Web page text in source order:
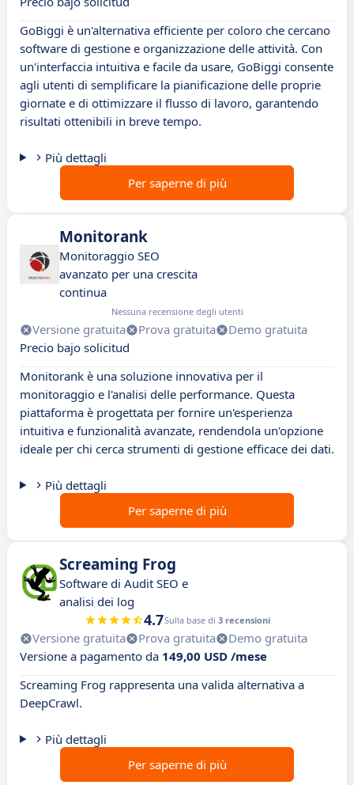
GoBiggi è un'alternativa efficiente per coloro che cercano
software di gestione e organizzazione delle attività. Con
un'interfaccia intuitiva e facile da usare, GoBiggi consente
agli utenti di semplificare la pianificazione delle proprie
giornate e di ottimizzare il flusso di lavoro, garantendo
risultati ottenibili in breve tempo.
Più dettagli
Per saperne di più
Monitorank
Monitoraggio SEO
avanzato per una crescita
continua
Nessuna recensione degli utenti
Versione gratuita Prova gratuita
Demo gratuita
Precio bajo solicitud
Monitorank è una soluzione innovativa per il
monitoraggio e l'analisi delle performance. Questa
piattaforma è progettata per fornire un'esperienza
intuitiva e funzionalità avanzate, rendendola un'opzione
ideale per chi cerca strumenti di gestione efficace dei dati.
Più dettagli
Per saperne di più
Screaming Frog
Software di Audit SEO e
analisi dei log
4.7Sulla base di 3 recensioni
Versione gratuita Prova gratuita
Demo gratuita
Versione a pagamento da 149,00 USD /mese
Screaming Frog rappresenta una valida alternativa a
DeepCrawl.
Più dettagli
Per saperne di più